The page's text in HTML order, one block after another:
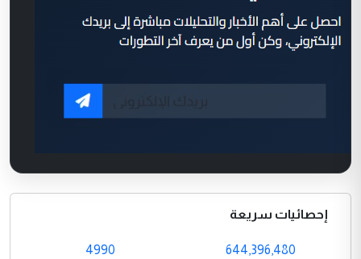
إحصائيات سريعة
644,396,480
4990